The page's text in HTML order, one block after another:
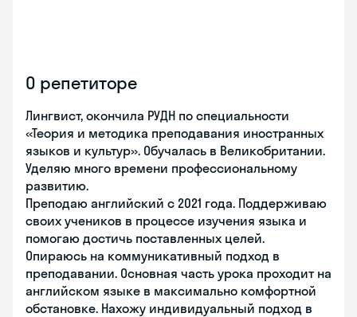
О репетиторе
Лингвист, окончила РУДН по специальности
«Теория и методика преподавания иностранных
языков и культур». Обучалась в Великобритании.
Уделяю много времени профессиональному
развитию.
Преподаю английский с 2021 года. Поддерживаю
своих учеников в процессе изучения языка и
помогаю достичь поставленных целей.
Опираюсь на коммуникативный подход в
преподавании. Основная часть урока проходит на
английском языке в максимально комфортной
обстановке. Нахожу индивидуальный подход в